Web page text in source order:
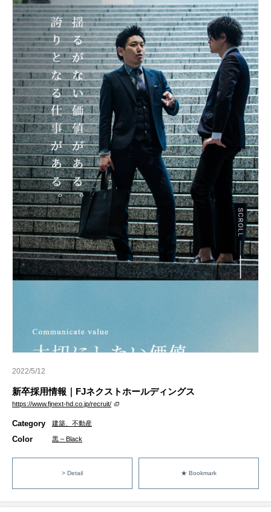
2022/5/12
新卒採用情報｜FJネクストホールディングス
https://www.fjnext-hd.co.jp/recruit/
Category 建築、不動産
Color 黒 – Black
> Detail ★ Bookmark